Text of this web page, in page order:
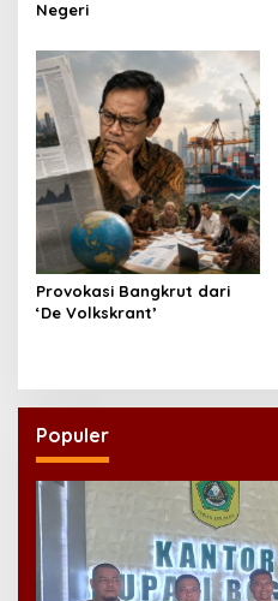
Negeri
Provokasi Bangkrut dari
‘De Volkskrant’
Populer